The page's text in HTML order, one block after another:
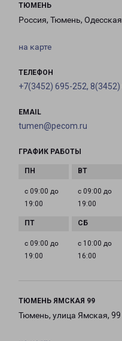
ТЮМЕНЬ
Россия, Тюмень,
на карте
ТЕЛЕФОН
+7(3452) 695-252, 8(3452)
EMAIL
tumen@pecom.ru
ГРАФИК РАБОТЫ
с 09:00 до
19:00
с 09:00 до
19:00
с 09:00 до
19:00
с 10:00 до
16:00
ТЮМЕНЬ ЯМСКАЯ 99
Тюмень, улица Ямская, 99